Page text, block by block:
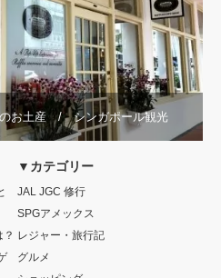
のお土産 / シンガポール観光
▼カテゴリー
JAL JGC 修行
SPGアメックス
レジャー・旅行記
グルメ